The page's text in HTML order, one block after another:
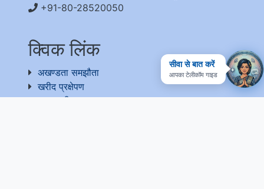
सीवा से बात करें
आपका टेलीकॉम गाइड
+91-80-28520050
क्विक लिंक
अखण्डता समझौता
खरीद प्रक्षेपण
आरएफडी